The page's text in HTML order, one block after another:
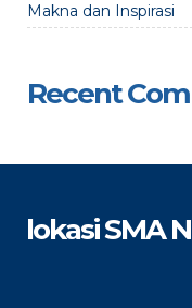
Makna dan Inspirasi
Recent
lokasi SMA